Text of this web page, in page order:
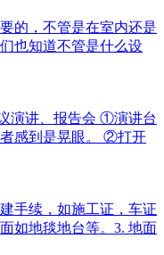
的，不管是在室内还是
也知道不管是什么设
演讲、报告会 ①演讲台
感到是晃眼。 ②打开
手续，如施工证，车证
如地毯地台等。3. 地面